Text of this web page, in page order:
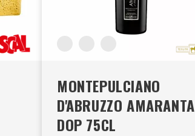
MONTEPULCIANO
D'ABRUZZO AMARANTA
DOP 75CL